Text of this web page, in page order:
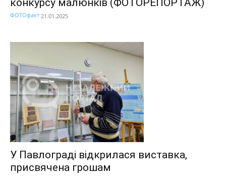
ФОТОфакт 21.01.2025
У Павлограді відкрилася виставка,
присвячена грошам